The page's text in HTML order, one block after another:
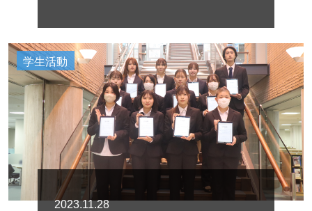
学生活動
2023.11.28